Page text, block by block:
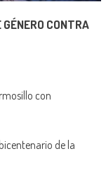
CONTRA
con
de la